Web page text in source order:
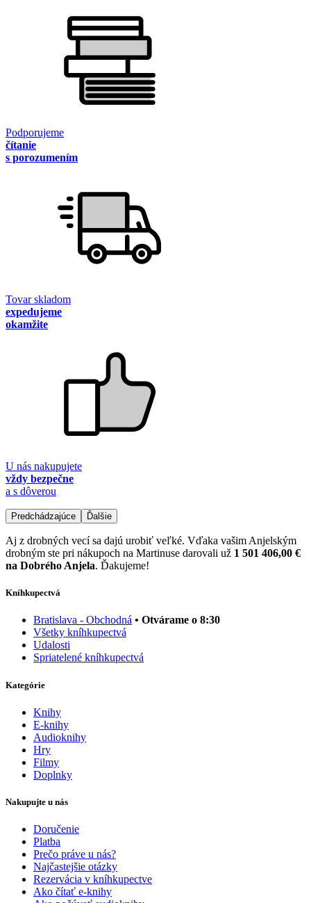
Podporujeme
čítanie
s porozumením
Tovar skladom
expedujeme
okamžite
U nás nakupujete
vždy bezpečne
a s dôverou
Predchádzajúce Ďalšie
Aj z drobných vecí sa dajú urobiť veľké. Vďaka vašim Anjelským
drobným ste pri nákupoch na Martinuse darovali už 1 501 406,00 €
na Dobrého Anjela. Ďakujeme!
Kníhkupectvá
Bratislava - Obchodná • Otvárame o 8:30
Všetky kníhkupectvá
Udalosti
Spriatelené kníhkupectvá
Kategórie
Knihy
E-knihy
Audioknihy
Hry
Filmy
Doplnky
Nakupujte u nás
Doručenie
Platba
Prečo práve u nás?
Najčastejšie otázky
Rezervácia v kníhkupectve
Ako čítať e-knihy